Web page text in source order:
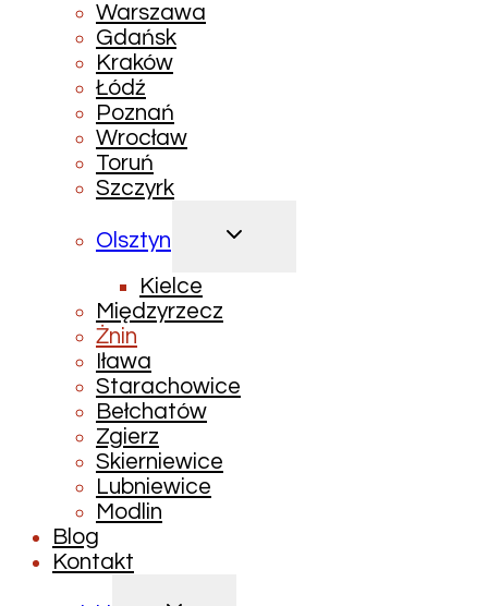
Warszawa
Gdańsk
Kraków
Łódź
Poznań
Wrocław
Toruń
Szczyrk
Olsztyn
PRZEŁĄCZ
Kielce
Międzyrzecz
Żnin
Iława
Starachowice
Bełchatów
Zgierz
Skierniewice
Lubniewice
Modlin
Blog
Kontakt